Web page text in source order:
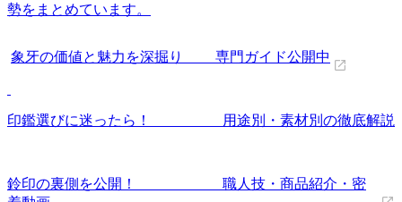
勢をまとめています。
象牙の価値と魅力を深掘り 専門ガイド公開中
印鑑選びに迷ったら！ 用途別・素材別の徹底解説
鈴印の裏側を公開！ 職人技・商品紹介・密